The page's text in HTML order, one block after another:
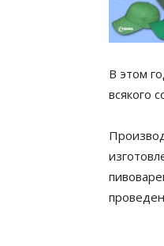
В этом
всякого